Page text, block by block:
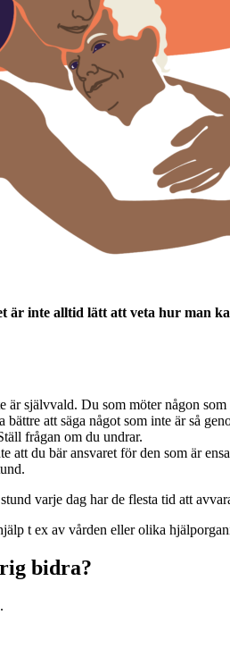
är inte alltid lätt att veta hur
är självvald. Du som möter någon
att säga något som inte är så
frågan om du undrar.
du bär ansvaret för den som är
varje dag har de flesta tid att
t ex av vården eller olika
bidra?